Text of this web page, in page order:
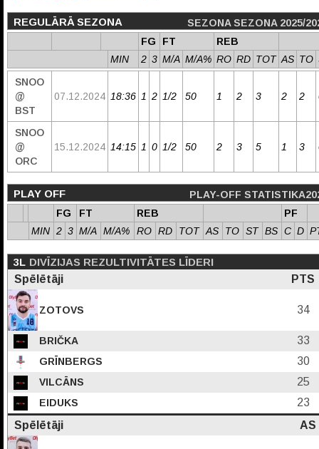
REGULĀRĀ SEZONA
SEZONA SEZONA 2025/
FG
FT
REB
MIN
2 3 M/A M/A% RO RD TOT AS TO
SNOO
@
BST
07.12.2024 18:36 1 2 1/2 50 1 2 3 2 2
SNOO
@
ORC
15.12.2024 14:15 1 0 1/2 50 2 3 5 1 3
PLAY OFF
PLAY-OFF
FG
FT REB
PF
MIN 2 3 M/A M/A% RO RD TOT AS TO ST BS C D
3L DIVĪZIJAS REZULTIVITĀTES LĪDERI
Spēlētāji
PTS
ZOTOVS 34
BRIČKA 33
GRĪNBERGS 30
VILCĀNS 25
EIDUKS
23
Spēlētāji
AS